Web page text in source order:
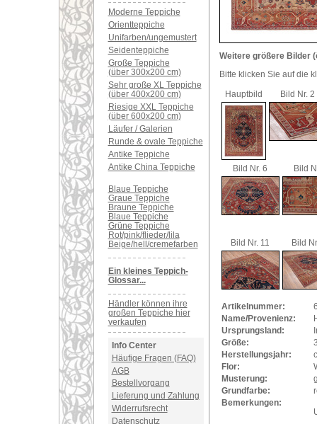
Moderne Teppiche
Orientteppiche
Unifarben/ungemustert
Seidenteppiche
Große Teppiche
(über 300x200 cm)
Sehr große XL Teppiche
(über 400x200 cm)
Riesige XXL Teppiche
(über 600x200 cm)
Läufer / Galerien
Runde & ovale Teppiche
Antike Teppiche
Antike China Teppiche
Blaue Teppiche
Graue Teppiche
Braune Teppiche
Blaue Teppiche
Grüne Teppiche
Rot/pink/flieder/lila
Beige/hell/cremefarben
Ein kleines Teppich-
Glossar...
Händler können ihre
großen Teppiche hier
verkaufen
Info Center
Häufige Fragen (FAQ)
AGB
Bestellvorgang
Lieferung und Zahlung
Widerrufsrecht
Datenschutz
Weitere größere Bilder
Bitte klicken Sie auf die
Hauptbild
Bild Nr. 2
Bild Nr. 6 Bild
Bild Nr. 11 Bild
Artikelnummer:
Name/Provenienz:
Ursprungsland:
Größe:
Herstellungsjahr:
Flor:
Musterung:
Grundfarbe:
Bemerkungen: